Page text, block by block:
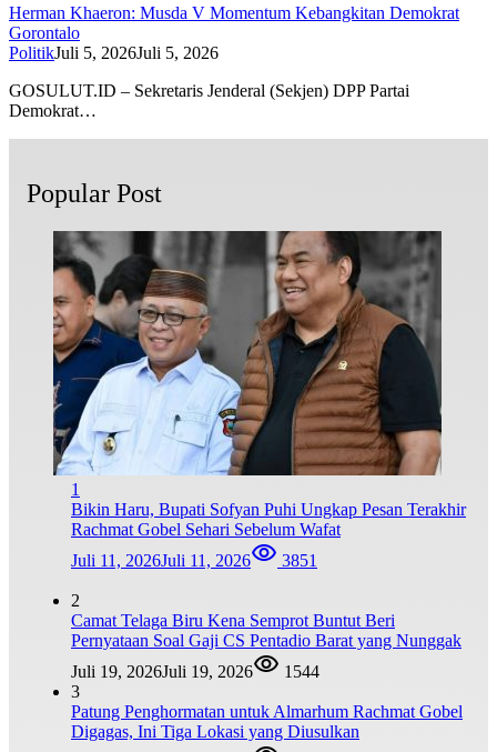
Herman Khaeron: Musda V Momentum Kebangkitan Demokrat
Gorontalo
PolitikJuli 5, 2026Juli 5, 2026
GOSULUT.ID – Sekretaris Jenderal (Sekjen) DPP Partai
Demokrat…
Popular Post
1
Bikin Haru, Bupati Sofyan Puhi Ungkap Pesan Terakhir
Rachmat Gobel Sehari Sebelum Wafat
Juli 11, 2026Juli 11, 2026 3851
2
Camat Telaga Biru Kena Semprot Buntut Beri
Pernyataan Soal Gaji CS Pentadio Barat yang Nunggak
Juli 19, 2026Juli 19, 2026
1544
3
Patung Penghormatan untuk Almarhum Rachmat Gobel
Digagas, Ini Tiga Lokasi yang Diusulkan